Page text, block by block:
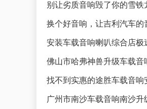
别让劣质音响毁了你的雪铁
换个好音响，让吉利汽车的
安装车载音响喇叭综合店极
佛山市哈弗神兽升级车载
找不到实惠的途胜车载音
广州市南沙车载音响南沙升